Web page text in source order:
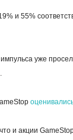
и 55%
уже
.
и акции